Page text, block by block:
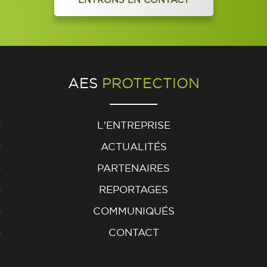
AES PROTECTION
L'ENTREPRISE
ACTUALITÉS
PARTENAIRES
REPORTAGES
COMMUNIQUÉS
CONTACT